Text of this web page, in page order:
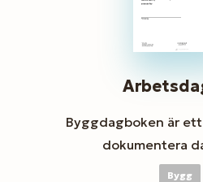
Byggdagboken är
dokumentera
Bygg